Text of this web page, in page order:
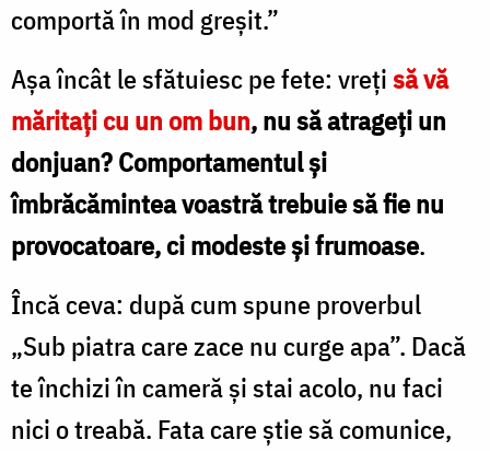
comportă în mod greşit.”
Aşa încât le sfătuiesc pe fete: vreţisă vă
măritaţi cu un om bun, nu să atrageţi un
donjuan? Comportamentul şi
îmbrăcămintea voastră trebuie să fie nu
provocatoare, ci modeste şi frumoase.
Încă ceva: după cum spune proverbul
„Sub piatra care zace nu curge apa”. Dacă
te închizi în cameră şi stai acolo, nu faci
nici o treabă. Fata care ştie să comunice,